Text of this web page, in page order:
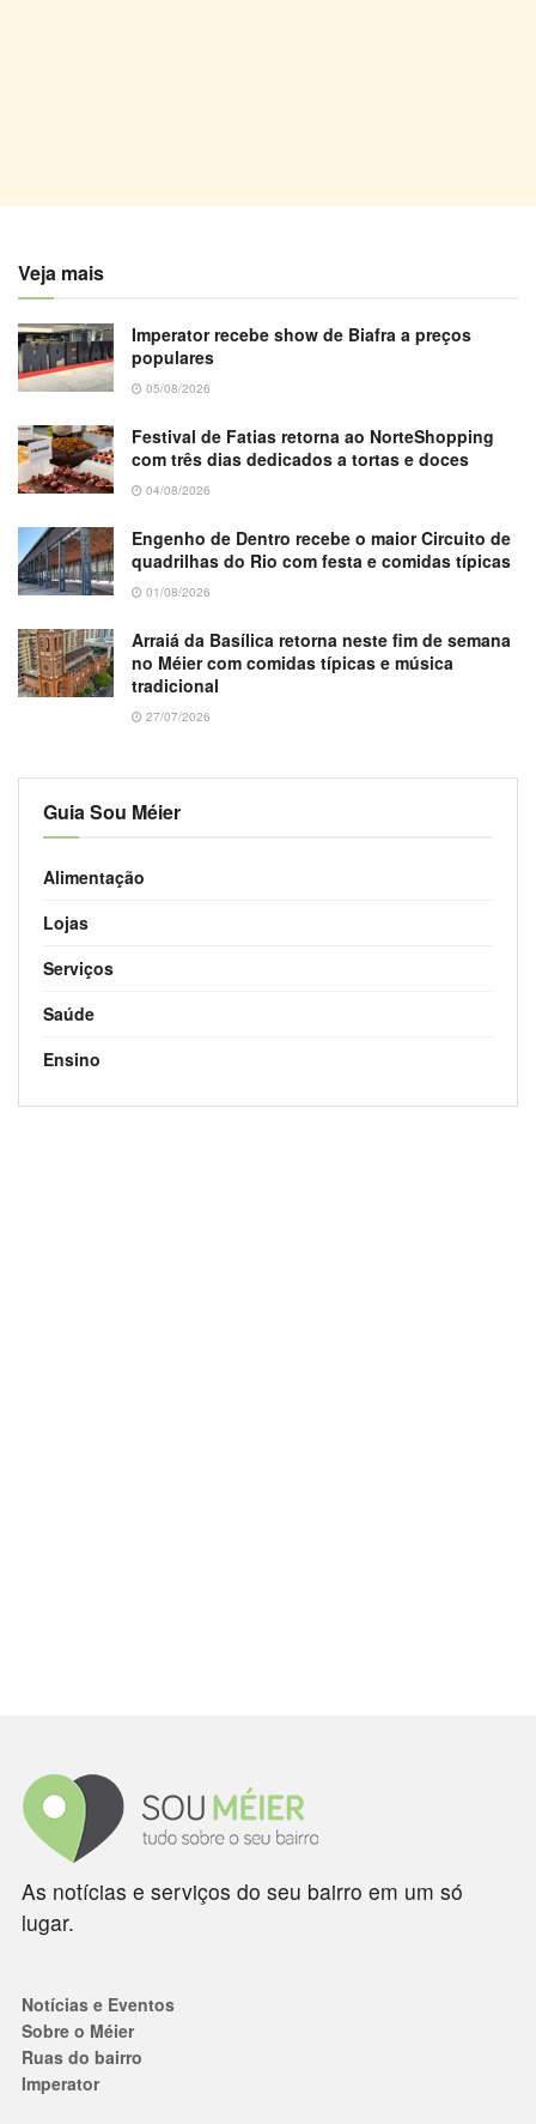
Veja mais
Imperator recebe show de Biafra a preços
populares
05/08/2026
Festival de Fatias retorna ao NorteShopping
com três dias dedicados a tortas e doces
04/08/2026
Engenho de Dentro recebe o maior Circuito de
quadrilhas do Rio com festa e comidas típicas
01/08/2026
Arraiá da Basílica retorna neste fim de semana
no Méier com comidas típicas e música
tradicional
27/07/2026
Guia Sou Méier
Alimentação
Lojas
Serviços
Saúde
Ensino
As notícias e serviços do seu bairro em um só
lugar.
Notícias e Eventos
Sobre o Méier
Ruas do bairro
Imperator